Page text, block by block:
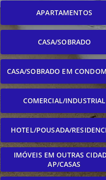
APARTAMENTOS
CASA/SOBRADO
CASA/SOBRADO EM
COMERCIAL/INDUSTRIAL
HOTEL/POUSADA/
IMÓVEIS EM OUTRAS
AP/CASAS